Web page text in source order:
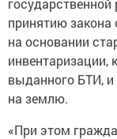
принятию закона
на основании
инвентаризации,
выданного БТИ,
на землю.
«При этом